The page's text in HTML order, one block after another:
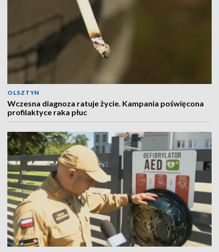
OLSZTYN
Wczesna diagnoza ratuje życie. Kampania poświęcona
profilaktyce raka płuc